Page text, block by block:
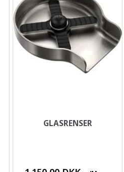
GLASRENSER